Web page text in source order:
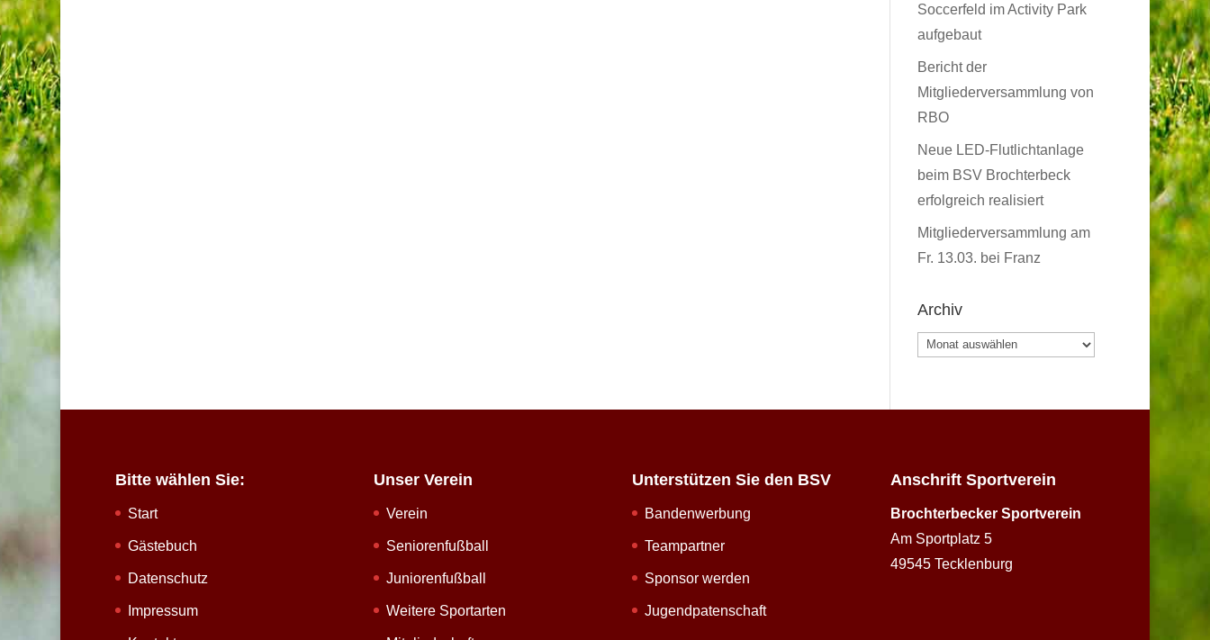
Soccerfeld im Activity Park
aufgebaut
Bericht der
Mitgliederversammlung von
RBO
Neue LED-Flutlichtanlage
beim BSV Brochterbeck
erfolgreich realisiert
Mitgliederversammlung am
Fr. 13.03. bei Franz
Archiv
Archiv
Bitte wählen Sie:
Start
Gästebuch
Datenschutz
Impressum
Unser Verein
Verein
Seniorenfußball
Juniorenfußball
Weitere Sportarten
Unterstützen Sie den BSV
Bandenwerbung
Teampartner
Sponsor werden
Jugendpatenschaft
Anschrift Sportverein
Brochterbecker Sportverein
Am Sportplatz 5
49545 Tecklenburg